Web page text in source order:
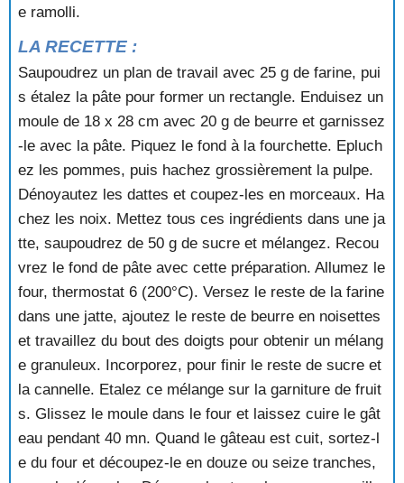
BRIOCHE AUX POMMES
BRIOCHE FARCIE
BRIOCHE MARBREE
BRIOCHE PASCALE
BRIOCHIN AUX FRUITS
BROWNIES AU CHOCOLAT ET AUX AMANDES
BUCHE AU CHOCOLAT ET AUX MARRONS
BUCHE AU CHOCOLAT ET AUX RAISINS SECS
BUCHE AU CHOCOLAT, ORANGE ET GINGEMBRE
CONFITS
BUCHE AUX COPEAUX DE CHOCOLAT
BUCHE AUX FRUITS ROUGES
BUCHE AUX MARRONS
BUCHE AUX TROIS COULEURS
BUCHE BLANCHE
BUCHE BRESILIENNE
BUCHE DE MARRONS
BUCHE GLACEE AU CAFE
BUCHE GLACEE AUX KIWIS
BUCHE MERINGUEE AU CHOCOLAT ET AU CAFE
e ramolli.
LA RECETTE :
Saupoudrez un plan de travail avec 25 g de farine, pui
s étalez la pâte pour former un rectangle. Enduisez un
moule de 18 x 28 cm avec 20 g de beurre et garnissez
-le avec la pâte. Piquez le fond à la fourchette. Epluch
ez les pommes, puis hachez grossièrement la pulpe.
Dénoyautez les dattes et coupez-les en morceaux. Ha
chez les noix. Mettez tous ces ingrédients dans une ja
tte, saupoudrez de 50 g de sucre et mélangez. Recou
vrez le fond de pâte avec cette préparation. Allumez le
four, thermostat 6 (200°C). Versez le reste de la farine
dans une jatte, ajoutez le reste de beurre en noisettes
et travaillez du bout des doigts pour obtenir un mélang
e granuleux. Incorporez, pour finir le reste de sucre et
la cannelle. Etalez ce mélange sur la garniture de fruit
s. Glissez le moule dans le four et laissez cuire le gât
eau pendant 40 mn. Quand le gâteau est cuit, sortez-l
e du four et découpez-le en douze ou seize tranches,